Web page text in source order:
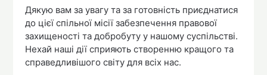
Дякую вам за увагу та за готовність приєднатися
до цієї спільної місії забезпечення правової
захищеності та добробуту у нашому суспільстві.
Нехай наші дії сприяють створенню кращого та
справедливішого світу для всіх нас.